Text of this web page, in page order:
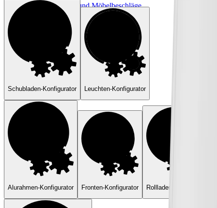
chevron_right Küchen- und Möbelbeschläge
chevron_right Licht und Elektro
chevron_right Türen und Fronten
computer light_mode
dark_mode
language
arrow_drop_down
Schubladen-Konfigurator Leuchten-Konfigurator
Alurahmen-Konfigurator Fronten-Konfigurator Rollladen-Konfigurator